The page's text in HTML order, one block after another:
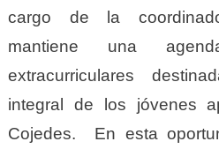
cargo de la
mantiene una
extracurriculares
integral de los jóvenes
Cojedes. En esta